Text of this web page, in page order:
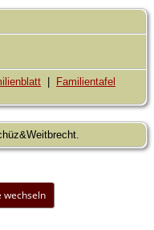
Familientafel
wechseln